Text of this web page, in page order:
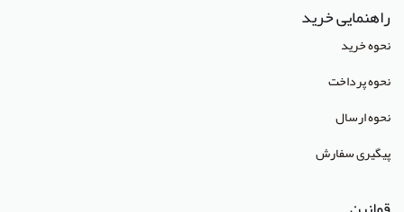
راهنمایی خرید
نحوه خرید
نحوه پرداخت
نحوه ارسال
پیگیری سفارش